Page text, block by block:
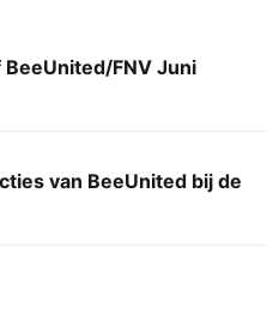
FNV Juni
van BeeUnited bij de